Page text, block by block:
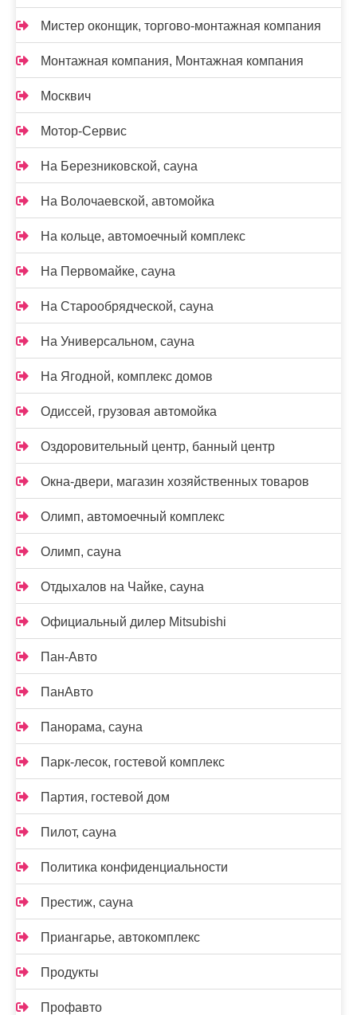
Мистер оконщик, торгово-монтажная компания
Монтажная компания, Монтажная компания
Москвич
Мотор-Сервис
На Березниковской, сауна
На Волочаевской, автомойка
На кольце, автомоечный комплекс
На Первомайке, сауна
На Старообрядческой, сауна
На Универсальном, сауна
На Ягодной, комплекс домов
Одиссей, грузовая автомойка
Оздоровительный центр, банный центр
Окна-двери, магазин хозяйственных товаров
Олимп, автомоечный комплекс
Олимп, сауна
Отдыхалов на Чайке, сауна
Официальный дилер Mitsubishi
Пан-Авто
ПанАвто
Панорама, сауна
Парк-лесок, гостевой комплекс
Партия, гостевой дом
Пилот, сауна
Политика конфиденциальности
Престиж, сауна
Приангарье, автокомплекс
Продукты
Профавто